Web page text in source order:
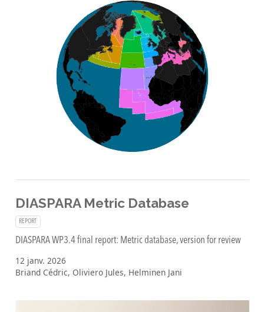
DIASPARA Metric Database
REPORT
DIASPARA WP3.4 final report: Metric database, version for review
12 janv. 2026
Briand Cédric, Oliviero Jules, Helminen Jani